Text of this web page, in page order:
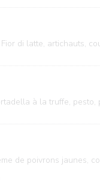
di latte, artichauts,
à la truffe, pesto,
de poivrons jaunes,